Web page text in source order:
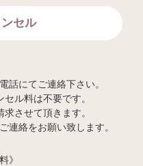
セル
話にてご連絡下さい。
ル料は不要です。
させて頂きます。
連絡をお願い致します。
》